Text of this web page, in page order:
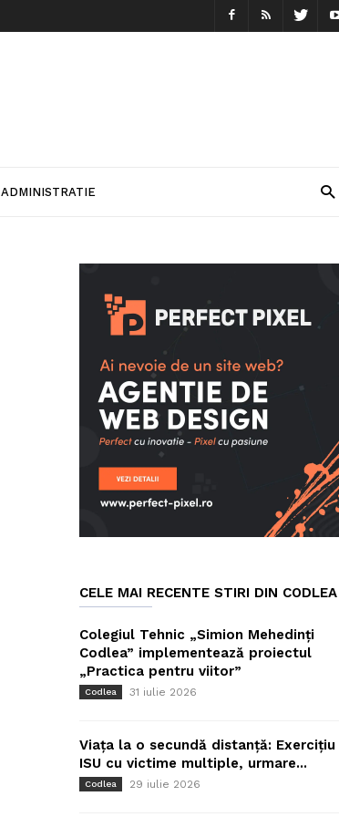
ADMINISTRATIE
CELE MAI RECENTE STIRI DIN CODLEA
Colegiul Tehnic „Simion Mehedinți
Codlea” implementează proiectul
„Practica pentru viitor”
Codlea 31 iulie 2026
Viața la o secundă distanță: Exercițiu
ISU cu victime multiple, urmare...
Codlea 29 iulie 2026